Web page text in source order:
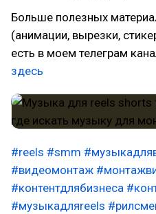
Больше полезных
(анимации, вырезки,
есть в моем телеграм
здесь
#reels #smm
#видеомонтаж
#контентдлябизнеса
#музыкадляreels